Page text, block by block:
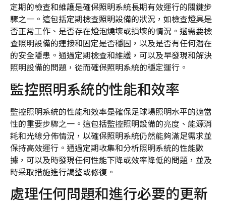
定期的檢查和維護是確保照明系統長期有效運行的關鍵步
驟之一。這包括定期檢查照明設備的狀況，如檢查燈具是
否正常工作、是否存在燈泡燒壞或損壞的情況。還需要檢
查照明設備的連接和固定是否穩固，以及是否有任何潛在
的安全隱患。通過定期檢查和維護，可以及早發現和解決
照明設備的問題，從而確保照明系統的穩定運行。
監控照明系統的性能和效率
監控照明系統的性能和效率是確保足球場照明水平的適當
性的重要步驟之一。這包括監控照明設備的亮度、能源消
耗和光線分佈情況，以確保照明系統仍然能夠滿足需求並
保持高效運行。通過定期收集和分析照明系統的性能數
據，可以及時發現任何性能下降或效率降低的問題，並及
時采取措施進行調整或修復。
處理任何問題和進行必要的更新